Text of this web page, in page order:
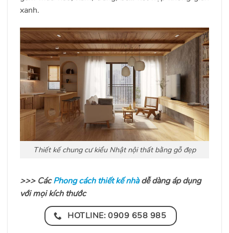
xanh.
Thiết kế chung cư kiểu Nhật nội thất bằng gỗ đẹp
>>> CácPhong cách thiết kế nhàdễ dàng áp dụng
với mọi kích thước
HOTLINE: 0909 658 985